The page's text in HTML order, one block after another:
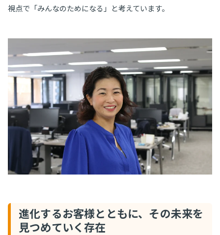
視点で「みんなのためになる」と考えています。
進化するお客様とともに、その未来を
見つめていく存在